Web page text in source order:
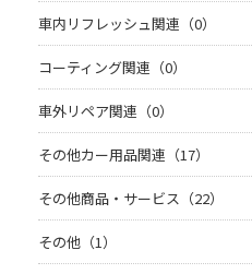
車内リフレッシュ関連（0）
コーティング関連（0）
車外リペア関連（0）
その他カー用品関連（17）
その他商品・サービス（22）
その他（1）